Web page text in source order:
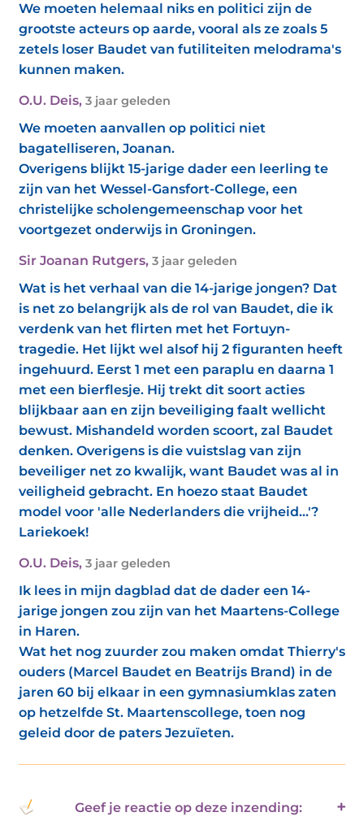
We moeten helemaal niks en politici zijn de
grootste acteurs op aarde, vooral als ze zoals 5
zetels loser Baudet van futiliteiten melodrama's
kunnen maken.
O.U. Deis, 3 jaar geleden
We moeten aanvallen op politici niet
bagatelliseren, Joanan.
Overigens blijkt 15-jarige dader een leerling te
zijn van het Wessel-Gansfort-College, een
christelijke scholengemeenschap voor het
voortgezet onderwijs in Groningen.
Sir Joanan Rutgers, 3 jaar geleden
Wat is het verhaal van die 14-jarige jongen? Dat
is net zo belangrijk als de rol van Baudet, die ik
verdenk van het flirten met het Fortuyn-
tragedie. Het lijkt wel alsof hij 2 figuranten heeft
ingehuurd. Eerst 1 met een paraplu en daarna 1
met een bierflesje. Hij trekt dit soort acties
blijkbaar aan en zijn beveiliging faalt wellicht
bewust. Mishandeld worden scoort, zal Baudet
denken. Overigens is die vuistslag van zijn
beveiliger net zo kwalijk, want Baudet was al in
veiligheid gebracht. En hoezo staat Baudet
model voor 'alle Nederlanders die vrijheid...'?
Lariekoek!
O.U. Deis, 3 jaar geleden
Ik lees in mijn dagblad dat de dader een 14-
jarige jongen zou zijn van het Maartens-College
in Haren.
Wat het nog zuurder zou maken omdat Thierry's
ouders (Marcel Baudet en Beatrijs Brand) in de
jaren 60 bij elkaar in een gymnasiumklas zaten
op hetzelfde St. Maartenscollege, toen nog
geleid door de paters Jezuïeten.
Geef je reactie op deze inzending: